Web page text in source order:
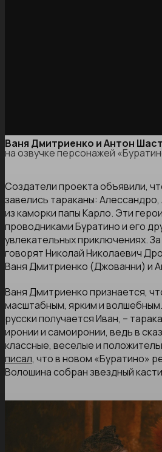
Ваня Дмитриенко и Антон
на озвучке персонажей
Создатели проекта объявили,
завелись тараканы:
из каморки папы Карло. Эти
проводниками Буратино и его
увлекательных приключениях.
говорят Николай Николаевич
Ваня Дмитриенко (Джованни) и
Ваня Дмитриенко признается,
масштабным, ярким и
русски получается Иван, –
иронии и самоиронии, ведь в
классные, веселые и
писал, что в новом «Буратино»
Волошина собран звездный